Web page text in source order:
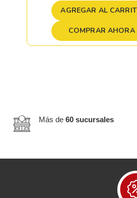
AGREGAR AL
COMPRAR AHORA
Más de60 sucursales